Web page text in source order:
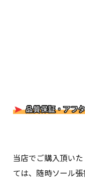
当店でご購入頂い
ては、随時ソール